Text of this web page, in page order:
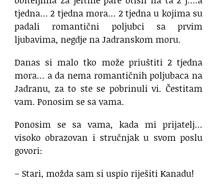
tjedna… 2 tjedna mora… 2 tjedna u kojima su
padali romantični poljubci sa prvim
ljubavima, negdje na Jadranskom moru.
Danas si malo tko može priuštiti 2 tjedna
mora… a da nema romantičnih poljubaca na
Jadranu, za to ste se pobrinuli vi. Čestitam
vam. Ponosim se sa vama.
Ponosim se sa vama, kada mi prijatelj…
visoko obrazovan i stručnjak u svom poslu
govori:
– Stari, možda sam si uspio riješiti Kanadu!